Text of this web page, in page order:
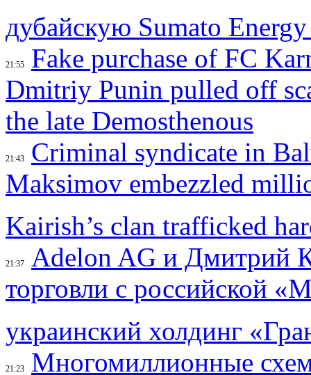
дубайскую Sumato
21:55
Fake purchase of FC
Dmitriy Punin pulled off
the late Demosthenous
21:43
Criminal syndicate in
Maksimov embezzled
Kairish’s clan trafficked
21:37
Adelon AG и Дмитрий
торговли с российской
украинский холдинг
21:23
Многомиллионные